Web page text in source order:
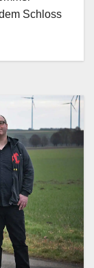
Schloss